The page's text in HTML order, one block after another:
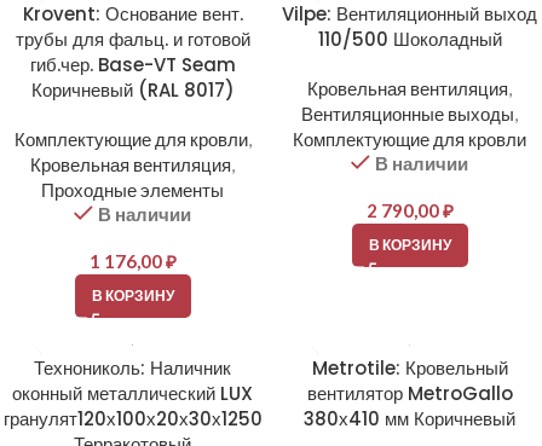
Krovent: Основание вент.
трубы для фальц. и готовой
гиб.чер. Base-VT Seam
Коричневый (RAL 8017)
Комплектующие для кровли,
Кровельная вентиляция,
Проходные элементы
В наличии
1 176,00₽
В КОРЗИНУ
Vilpe: Вентиляционный выход
110/500 Шоколадный
Кровельная вентиляция,
Вентиляционные выходы,
Комплектующие для кровли
В наличии
2 790,00₽
В КОРЗИНУ
Технониколь: Наличник
оконный металлический LUX
гранулят120х100х20х30х1250
Metrotile: Кровельный
вентилятор MetroGallo
380х410 мм Коричневый